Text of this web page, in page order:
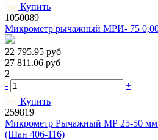
Купить
1050089
Микрометр рычажный МРИ- 75
22 795.95 руб
27 811.06 руб
2
-
+
Купить
259819
Микрометр Рычажный МР 25-50 мм
(Шан 406-116)